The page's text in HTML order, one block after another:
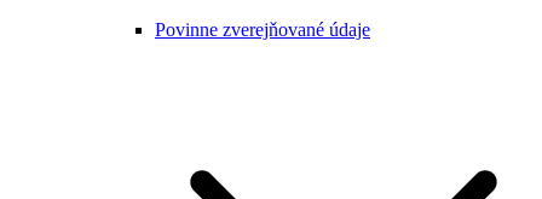
Povinne zverejňované údaje